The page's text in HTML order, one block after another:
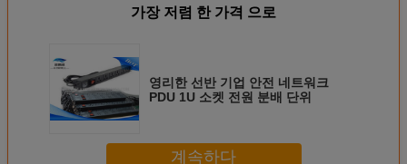
가장 저렴 한 가격 으로
영리한 선반 기업 안전 네트워크
PDU 1U 소켓 전원 분배 단위
계속하다